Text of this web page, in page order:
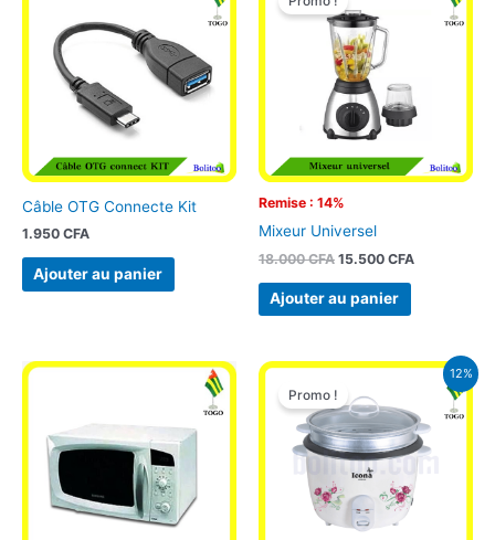
Câble OTG Connecte Kit
1.950 CFA
Ajouter au panier
Remise : 14%
Mixeur Universel
18.000CFA
initial
était :
18.000 CFA.
15.500 CFA
actuel
Ajouter au panier
12%
Promo !
Le
initial
était :
25.000 CFA.
Le
actuel
est :
22.000